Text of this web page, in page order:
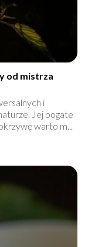
od mistrza
i
Jej bogate
warto m...